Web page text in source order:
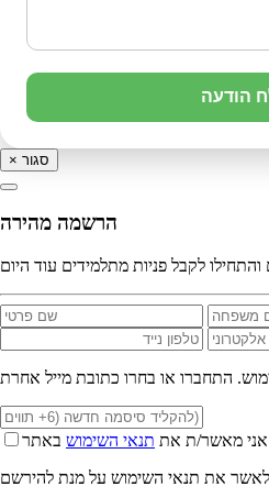
× סגור
הרשמה מהירה
התחברו או בחרו כתובת מייל אחרת
מאשר/ת את תנאי השימוש באתר
את תנאי השימוש על מנת להירשם